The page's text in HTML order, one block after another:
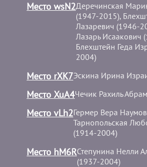
Место wsN2Деречинская
(1947-2015),
Лазаревич (1946-
Лазарь Исаакович
Блехштейн Геда
2004)
Место rXK7Эскина Ирина
Место XuA4Чечик Рахиль
Место vLh2Гермер Вера
Тарнопольская
(1914-2004)
Место hM6RСтепунина Нелли
(1937-2004)